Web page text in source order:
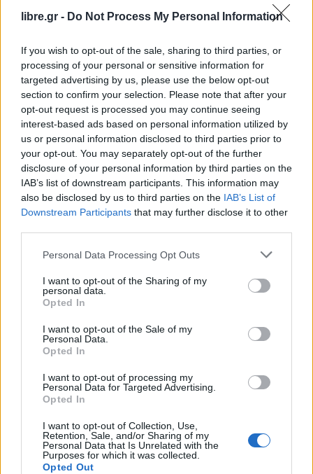
libre.gr - Do Not Process My Personal Information
If you wish to opt-out of the sale, sharing to third parties, or
processing of your personal or sensitive information for
targeted advertising by us, please use the below opt-out
section to confirm your selection. Please note that after your
opt-out request is processed you may continue seeing
interest-based ads based on personal information utilized by
us or personal information disclosed to third parties prior to
your opt-out. You may separately opt-out of the further
disclosure of your personal information by third parties on the
IAB’s list of downstream participants. This information may
also be disclosed by us to third parties on the IAB’s List of
Downstream Participants that may further disclose it to other
Personal Data Processing Opt Outs
I want to opt-out of the Sharing of my
personal data.
Opted In
I want to opt-out of the Sale of my
Personal Data.
Opted In
I want to opt-out of processing my
Personal Data for Targeted Advertising.
Opted In
I want to opt-out of Collection, Use,
Retention, Sale, and/or Sharing of my
Personal Data that Is Unrelated with the
Purposes for which it was collected.
Opted Out
Κατηγορίας, που εκπροσωπούν θύματα της
θυμάτων ωστόσο, διαφώνησαν ζητώντας να
προχωρήσει η δίκη του ελεγκτή.
Υπενθυμίζεται ότι το αδίκημα της παράβασης
καθήκοντος, σχετίζεται με εικαζόμενη πλημμελή
έρευνα που διενήργησαν οι ελεγκτές, όσον αφορά
την υλοποίηση της Σύμβασης 717 της ΕΡΓΟΣΕ για
την αναβάθμιση του συστήματος
σηματοδότησης και τηλεδιοίκησης στη
σιδηροδρομική γραμμή Αθήνα – Θεσσαλονίκη –
έλεγχος διενεργήθηκε με τρόπο που «ωφέλησε
παράνομα τους υπαιτίους», αποτρέποντας την
απόδοση ποινικών ευθυνών για το επί σειρά ετών
Πηγή: ΑΠΕ-ΜΠΕ
Facebook Share on X Bluesky
Tags: τέμπη